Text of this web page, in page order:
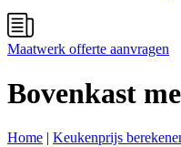
Maatwerk offerte aanvragen
Bovenkast
Home | Keukenprijs